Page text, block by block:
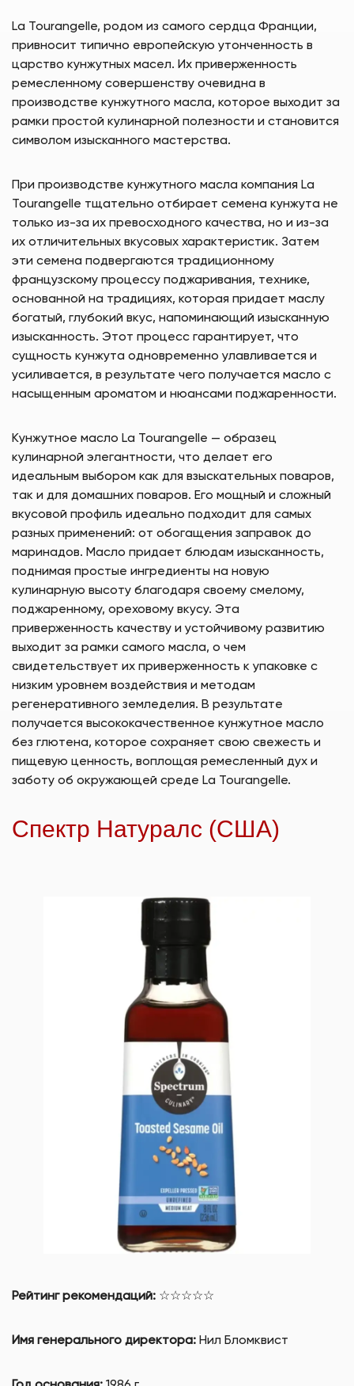
La Tourangelle, родом из самого сердца Франции,
привносит типично европейскую утонченность в
царство кунжутных масел. Их приверженность
ремесленному совершенству очевидна в
производстве кунжутного масла, которое выходит за
рамки простой кулинарной полезности и становится
символом изысканного мастерства.
При производстве кунжутного масла компания La
Tourangelle тщательно отбирает семена кунжута не
только из-за их превосходного качества, но и из-за
их отличительных вкусовых характеристик. Затем
эти семена подвергаются традиционному
французскому процессу поджаривания, технике,
основанной на традициях, которая придает маслу
богатый, глубокий вкус, напоминающий изысканную
изысканность. Этот процесс гарантирует, что
сущность кунжута одновременно улавливается и
усиливается, в результате чего получается масло с
насыщенным ароматом и нюансами поджаренности.
Кунжутное масло La Tourangelle — образец
кулинарной элегантности, что делает его
идеальным выбором как для взыскательных поваров,
так и для домашних поваров. Его мощный и сложный
вкусовой профиль идеально подходит для самых
разных применений: от обогащения заправок до
маринадов. Масло придает блюдам изысканность,
поднимая простые ингредиенты на новую
кулинарную высоту благодаря своему смелому,
поджаренному, ореховому вкусу. Эта
приверженность качеству и устойчивому развитию
выходит за рамки самого масла, о чем
свидетельствует их приверженность к упаковке с
низким уровнем воздействия и методам
регенеративного земледелия. В результате
получается высококачественное кунжутное масло
без глютена, которое сохраняет свою свежесть и
пищевую ценность, воплощая ремесленный дух и
заботу об окружающей среде La Tourangelle.
Спектр Натуралс (США)
Рейтинг рекомендаций: ☆☆☆☆☆
Имя генерального директора: Нил Бломквист